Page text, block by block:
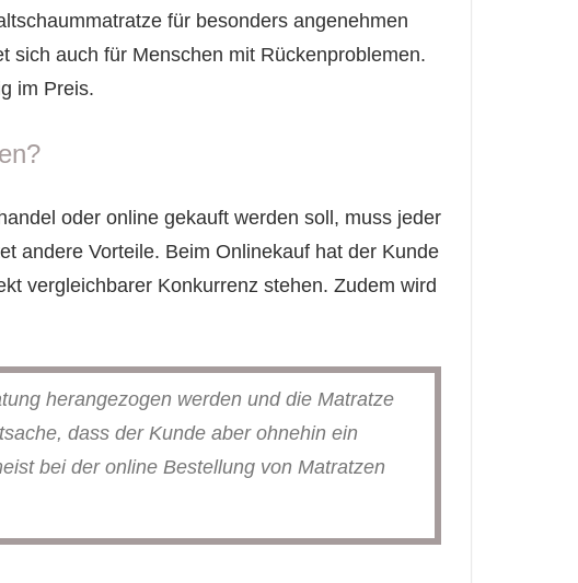
für besonders angenehmen
sich auch für Menschen mit Rückenproblemen.
im Preis.
oder online gekauft werden soll, muss jeder
andere Vorteile. Beim Onlinekauf hat der Kunde
vergleichbarer Konkurrenz stehen. Zudem wird
herangezogen werden und die Matratze
dass der Kunde aber ohnehin ein
bei der online Bestellung von Matratzen